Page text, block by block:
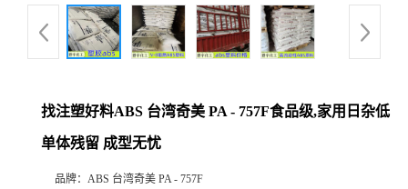
找注塑好料ABS 台湾奇美 PA - 757F食品级,家用日杂低
单体残留 成型无忧
品牌： ABS 台湾奇美 PA - 757F